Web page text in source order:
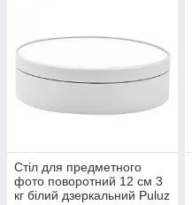
Стіл для предметного
фото поворотний 12 см 3
кг білий дзеркальний Puluz